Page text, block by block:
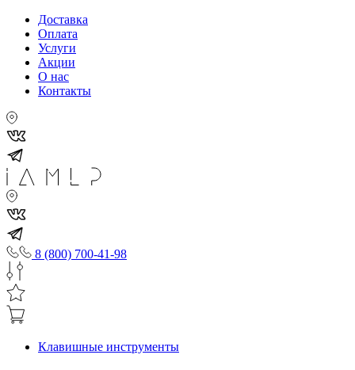
Доставка
Оплата
Услуги
Акции
О нас
Контакты
8 (800) 700-41-98
Клавишные инструменты